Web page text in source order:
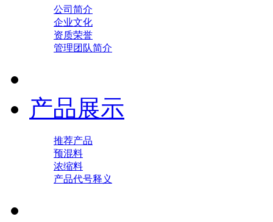
公司简介
企业文化
资质荣誉
管理团队简介
产品展示
推荐产品
预混料
浓缩料
产品代号释义